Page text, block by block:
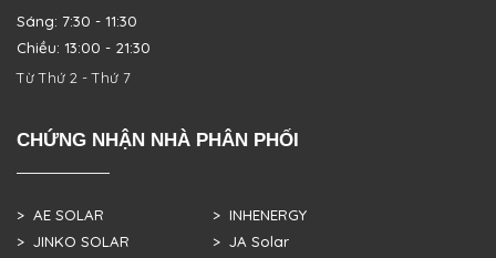
Sáng: 7:30 - 11:30
Chiều: 13:00 - 21:30
Từ Thứ 2 - Thứ 7
CHỨNG NHẬN NHÀ PHÂN PHỐI
> AE SOLAR
> JINKO SOLAR
> INHENERGY
> JA Solar